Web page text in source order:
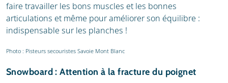
faire travailler les bons muscles et les bonnes
articulations et même pour améliorer son équilibre :
indispensable sur les planches !
Photo : Pisteurs secouristes Savoie Mont Blanc
Snowboard : Attention à la fracture du poignet